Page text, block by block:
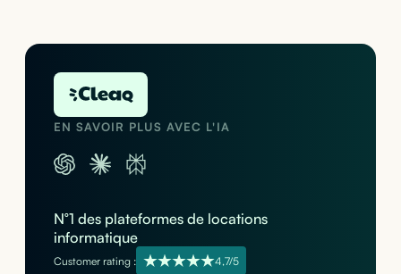
EN SAVOIR PLUS AVEC L'IA
N°1 des plateformes de locations
informatique
Customer rating : 4,7/5